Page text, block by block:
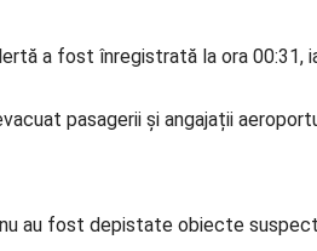
a fost înregistrată la ora 00:31,
pasagerii și angajații
au fost depistate obiecte